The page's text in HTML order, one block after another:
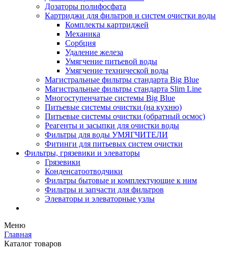
Дозаторы полифосфата
Картриджи для фильтров и систем очистки воды
Комплекты картриджей
Механика
Сорбция
Удаление железа
Умягчение питьевой воды
Умягчение технической воды
Магистральные фильтры стандарта Big Blue
Магистральные фильтры стандарта Slim Line
Многоступенчатые системы Big Blue
Питьевые системы очистки (на кухню)
Питьевые системы очистки (обратный осмос)
Реагенты и засыпки для очистки воды
Фильтры для воды УМЯГЧИТЕЛИ
Фитинги для питьевых систем очистки
Фильтры, грязевики и элеваторы
Грязевики
Конденсатоотводчики
Фильтры бытовые и комплектующие к ним
Фильтры и запчасти для фильтров
Элеваторы и элеваторные узлы
Меню
Главная
Каталог товаров